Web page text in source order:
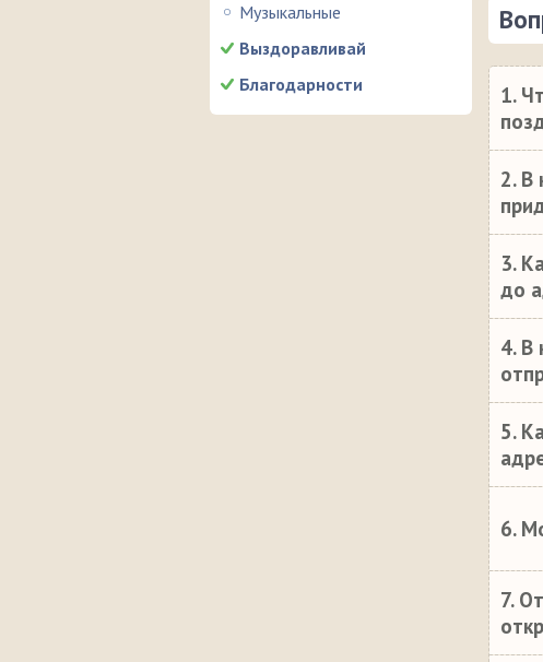
Музыкальные
Выздоравливай
Благодарности
1.
2. В
3.
до
4. В
5.
6.
7.